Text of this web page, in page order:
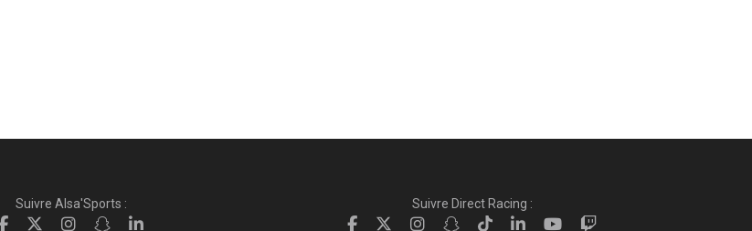
Suivre Alsa'Sports : Suivre Direct Racing :